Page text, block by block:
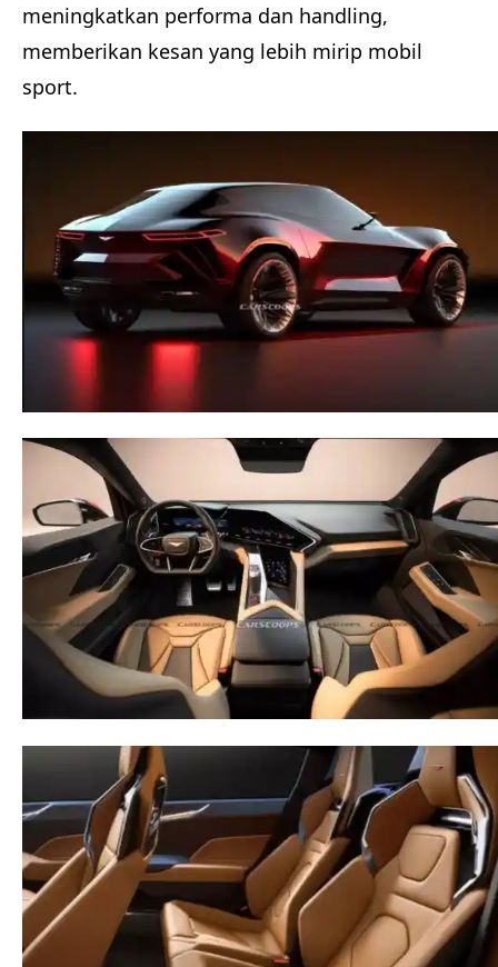
meningkatkan performa dan handling,
memberikan kesan yang lebih mirip mobil
sport.